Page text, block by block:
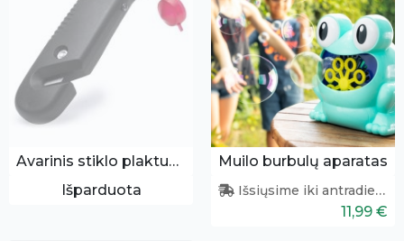
Avarinis stiklo plaktukas
Išparduota
Muilo burbulų aparatas
Išsiųsime iki antradienio
11,99 €